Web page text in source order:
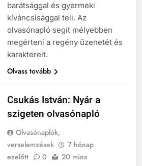
barátsággal és gyermeki
kíváncsisággal teli. Az
olvasónapló segít mélyebben
megérteni a regény üzenetét és
karaktereit.
Olvass tovább
Csukás István: Nyár a
szigeten olvasónapló
Olvasónaplók,
verselemzések
7 hónap
ezelőtt
0 20 mins